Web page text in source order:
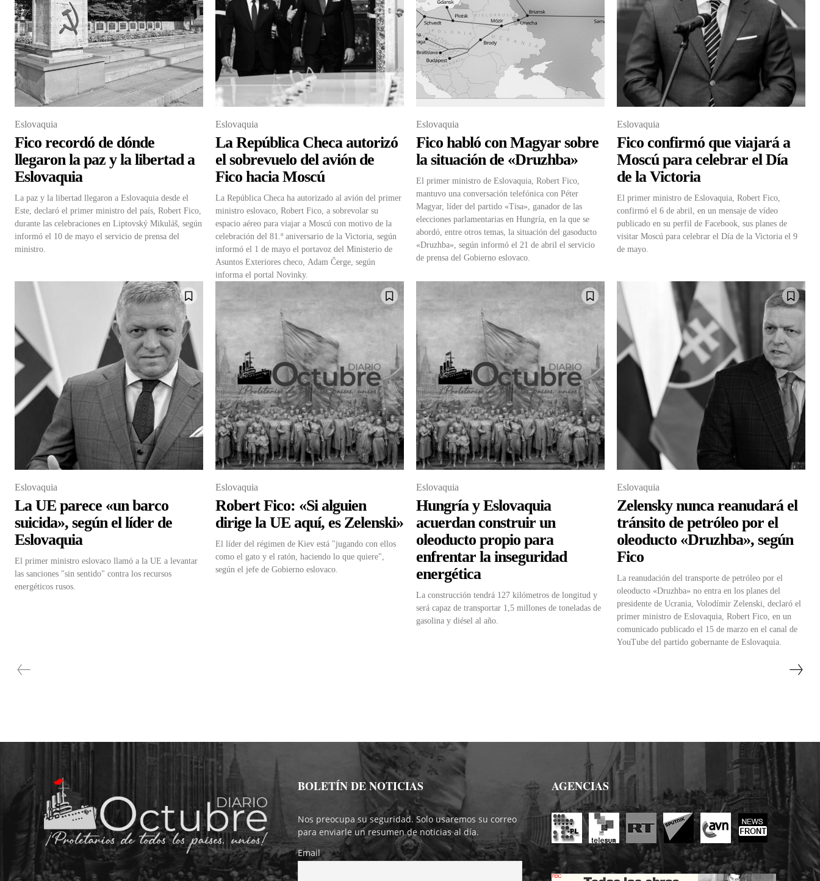
Eslovaquia
Fico recordó de dónde
llegaron la paz y la libertad a
Eslovaquia
La paz y la libertad llegaron a Eslovaquia desde el
Este, declaró el primer ministro del país, Robert Fico,
durante las celebraciones en Liptovský Mikuláš, según
informó el 10 de mayo el servicio de prensa del
ministro.
Eslovaquia
La República Checa autorizó
el sobrevuelo del avión de
Fico hacia Moscú
La República Checa ha autorizado al avión del primer
ministro eslovaco, Robert Fico, a sobrevolar su
espacio aéreo para viajar a Moscú con motivo de la
celebración del 81.º aniversario de la Victoria, según
informó el 1 de mayo el portavoz del Ministerio de
Asuntos Exteriores checo, Adam Čerge, según
informa el portal Novinky.
Eslovaquia
Fico habló con Magyar sobre
la situación de «Druzhba»
El primer ministro de Eslovaquia, Robert Fico,
mantuvo una conversación telefónica con Péter
Magyar, líder del partido «Tisa», ganador de las
elecciones parlamentarias en Hungría, en la que se
abordó, entre otros temas, la situación del gasoducto
«Druzhba», según informó el 21 de abril el servicio
de prensa del Gobierno eslovaco.
Eslovaquia
Fico confirmó que viajará a
Moscú para celebrar el Día
de la Victoria
El primer ministro de Eslovaquia, Robert Fico,
confirmó el 6 de abril, en un mensaje de vídeo
publicado en su perfil de Facebook, sus planes de
visitar Moscú para celebrar el Día de la Victoria el 9
de mayo.
Eslovaquia
La UE parece «un barco
suicida», según el líder de
Eslovaquia
El primer ministro eslovaco llamó a la UE a levantar
las sanciones "sin sentido" contra los recursos
energéticos rusos.
Eslovaquia
Robert Fico: «Si alguien
dirige la UE aquí, es Zelenski»
El líder del régimen de Kiev está "jugando con ellos
como el gato y el ratón, haciendo lo que quiere",
según el jefe de Gobierno eslovaco.
Eslovaquia
Hungría y Eslovaquia
acuerdan construir un
oleoducto propio para
enfrentar la inseguridad
energética
La construcción tendrá 127 kilómetros de longitud y
será capaz de transportar 1,5 millones de toneladas de
gasolina y diésel al año.
Eslovaquia
Zelensky nunca reanudará el
tránsito de petróleo por el
oleoducto «Druzhba», según
Fico
La reanudación del transporte de petróleo por el
oleoducto «Druzhba» no entra en los planes del
presidente de Ucrania, Volodímir Zelenski, declaró el
primer ministro de Eslovaquia, Robert Fico, en un
comunicado publicado el 15 de marzo en el canal de
YouTube del partido gobernante de Eslovaquia.
BOLETÍN DE NOTICIAS
Nos preocupa su seguridad. Solo usaremos su correo
para enviarle un resumen de noticias al día.
Email
AGENCIAS